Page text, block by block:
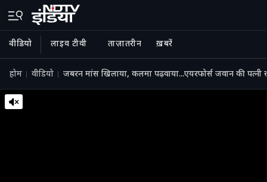
वीडियो लाइव टीवी ताज़ातरीन ख़बरें
होम वीडियो जबरन मांस खिलाया, कलमा पढ़वाया...एयरफोर्स जवान की